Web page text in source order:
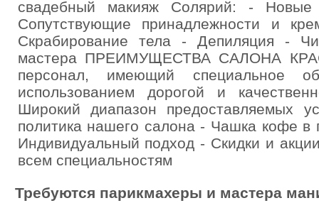
свадебный макияж Солярий: -
Сопутствующие принадлежности и
Скрабирование тела - Депиляция -
мастера ПРЕИМУЩЕСТВА САЛОНА
персонал, имеющий специальное
использованием дорогой и
Широкий диапазон предоставляемых
политика нашего салона - Чашка кофе в
Индивидуальный подход - Скидки и
всем специальностям
Требуются парикмахеры и мастера